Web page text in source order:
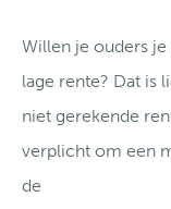
Willen je ouders
lage rente? Dat is
niet gerekende
verplicht om een
de